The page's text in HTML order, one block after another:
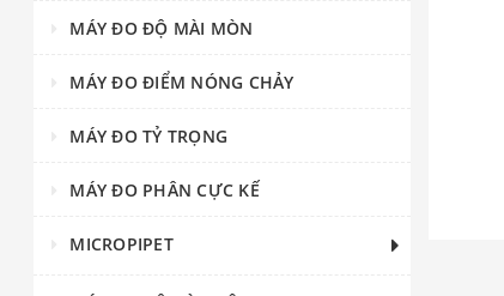
MÁY ĐO ĐỘ MÀI MÒN
MÁY ĐO ĐIỂM NÓNG CHẢY
MÁY ĐO TỶ TRỌNG
MÁY ĐO PHÂN CỰC KẾ
MICROPIPET